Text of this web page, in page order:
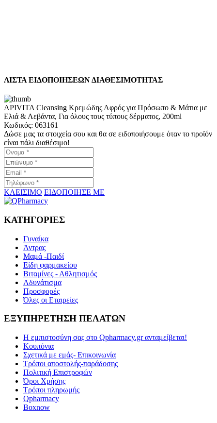
ΛΙΣΤΑ ΕΙΔΟΠΟΙΗΣΕΩΝ ΔΙΑΘΕΣΙΜΟΤΗΤΑΣ
APIVITA Cleansing Κρεμώδης Αφρός για Πρόσωπο & Μάτια με
Ελιά & Λεβάντα, Για όλους τους τύπους δέρματος, 200ml
Κωδικός: 063161
Δώσε μας τα στοιχεία σου και θα σε ειδοποιήσουμε όταν το προϊόν
είναι πάλι διαθέσιμο!
ΚΛΕΙΣΙΜΟ ΕΙΔΟΠΟΙΗΣΕ ΜΕ
ΚΑΤΗΓΟΡΙΕΣ
Γυναίκα
Άντρας
Μαμά -Παιδί
Είδη φαρμακείου
Βιταμίνες - Αθλητισμός
Αδυνάτισμα
Προσφορές
Όλες οι Εταιρείες
ΕΞΥΠΗΡΕΤΗΣΗ ΠΕΛΑΤΩΝ
Η εμπιστοσύνη σας στο Qpharmacy.gr ανταμείβεται!
Κουπόνια
Σχετικά με εμάς- Επικοινωνία
Τρόποι αποστολής-παράδοσης
Πολιτική Επιστροφών
Όροι Χρήσης
Τρόποι πληρωμής
Qpharmacy
Boxnow